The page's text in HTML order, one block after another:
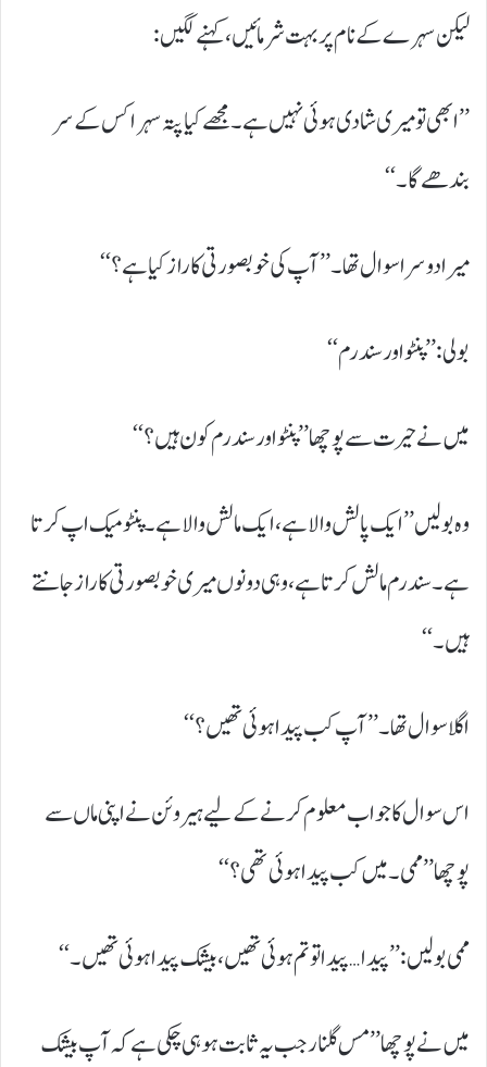
لیکن سہرے کے نام پر بہت شرمائیں، کہنے لگیں:
’’ابھی تو میری شادی ہوئی نہیں ہے۔ مجھے کیا پتہ سہرا کس کے سر
بندھے گا۔‘‘
میرا دوسرا سوال تھا۔ ’’آپ کی خوبصورتی کا راز کیا ہے؟‘‘
بولی: ’’پنٹو اور سندرم‘‘
میں نے حیرت سے پوچھا ’’پنٹو اور سندرم کون ہیں؟‘‘
وہ بولیں ’’ایک پالش والا ہے، ایک مالش والا ہے۔ پنٹو میک اپ کرتا
ہے۔ سندرم مالش کرتا ہے، وہی دونوں میری خوبصورتی کا راز جانتے
ہیں۔‘‘
اگلا سوال تھا۔ ’’آپ کب پیدا ہوئی تھیں؟‘‘
اس سوال کا جواب معلوم کرنے کے لیے ہیروئن نے اپنی ماں سے
پوچھا ’’ممی۔ میں کب پیدا ہوئی تھی؟‘‘
ممی بولیں: ’’پیدا…پیدا تو تم ہوئی تھیں، بیشک پیدا ہوئی تھیں۔‘‘
میں نے پوچھا ’’مس گلنار جب یہ ثابت ہو ہی چکی ہے کہ آپ بیشک